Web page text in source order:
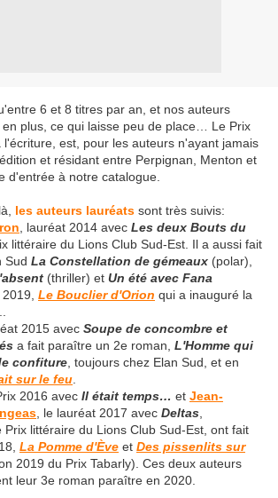
6 et 8 titres par an, et nos auteurs
plus, ce qui laisse peu de place… Le Prix
l'écriture, est, pour les auteurs n'ayant jamais
et résidant entre Perpignan, Menton et
d'entrée à notre catalogue.
les auteurs lauréats sont très suivis:
, lauréat 2014 avec Les deux Bouts du
littéraire du Lions Club Sud-Est. Il a aussi fait
Sud La Constellation de gémeaux (polar),
(thriller) et Un été avec Fana
Le Bouclier d'Orion qui a inauguré la
2015 avec Soupe de concombre et
a fait paraître un 2e roman, L'Homme qui
confiture , toujours chez Elan Sud, et en
sur le feu
2016 avec Il était temps… et Jean-
, le lauréat 2017 avec Deltas
Prix littéraire du Lions Club Sud-Est, ont fait
La Pomme d'Ève et Des pissenlits sur
2019 du Prix Tabarly). Ces deux auteurs
leur 3e roman paraître en 2020.